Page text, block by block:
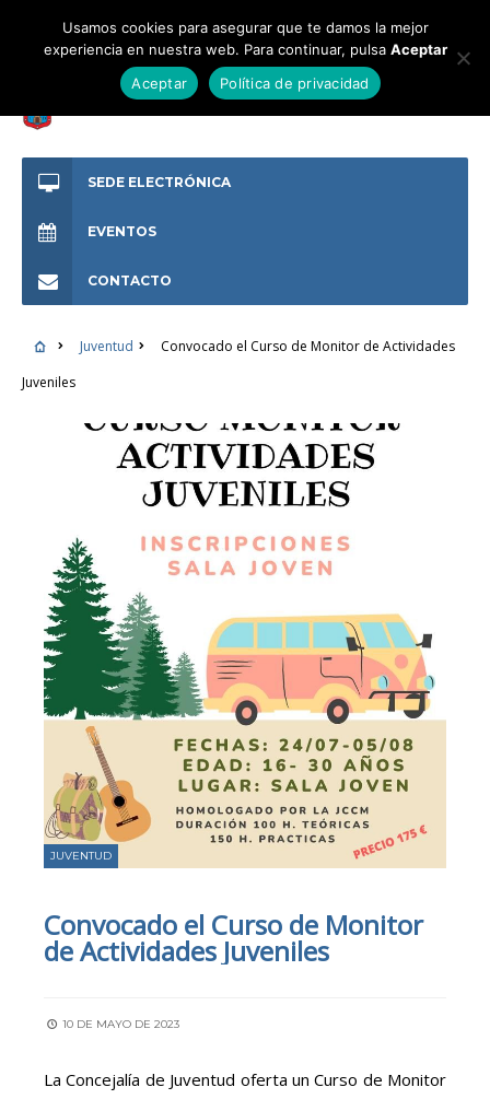
SEDE ELECTRÓNICA
EVENTOS
CONTACTO
Juventud
Convocado el Curso de Monitor de Actividades
Juveniles
JUVENTUD
Convocado el Curso de Monitor
de Actividades Juveniles
10 DE MAYO DE 2023
La Concejalía de Juventud oferta un Curso de Monitor
Usamos cookies para asegurar que te damos la mejor
experiencia en nuestra web. Para continuar, pulsa Aceptar
Aceptar
Política de privacidad